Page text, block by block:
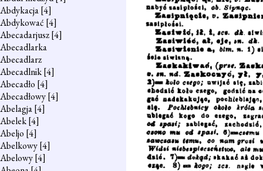
Abdykacja[4]
Abdykować [4]
Abecadarjusz[4]
Abecadlarka
Abecadlarz
Abecadlnik[4]
Abecadło [4]
Abecadłowy[4]
Abelagja[4]
Abelek[4]
Abeljo [4]
Abelkowy[4]
Abelowy[4]